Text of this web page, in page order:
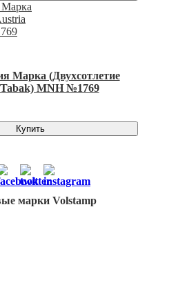
Марка (Двухсотлетие
MNH №1769
Купить
марки Volstamp